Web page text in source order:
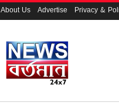
About Us Advertise Privacy &